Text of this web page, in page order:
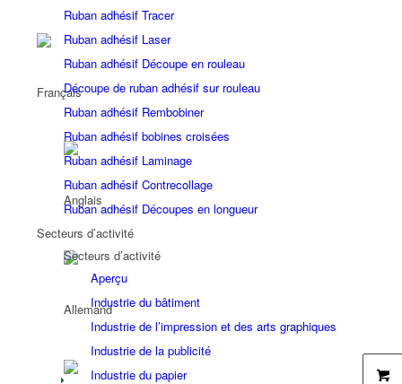
Ruban adhésif Tracer
Ruban adhésif Laser
Ruban adhésif Découpe en rouleau
Découpe de ruban adhésif sur rouleau
Ruban adhésif Rembobiner
Ruban adhésif bobines croisées
Ruban adhésif Laminage
Ruban adhésif Contrecollage
Ruban adhésif Découpes en longueur
Secteurs d’activité
Secteurs d’activité
Aperçu
Industrie du bâtiment
Industrie de l’impression et des arts graphiques
Industrie de la publicité
Industrie du papier